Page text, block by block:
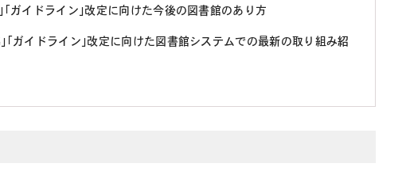
「ガイドライン」改定に向けた今後の図書館のあり方
「ガイドライン」改定に向けた図書館システムでの最新の取り組み紹